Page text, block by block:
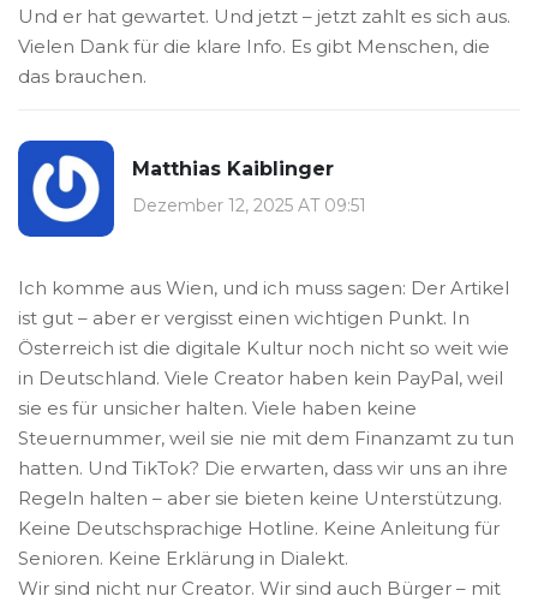
Und er hat gewartet. Und jetzt – jetzt zahlt es sich aus.
Vielen Dank für die klare Info. Es gibt Menschen, die
das brauchen.
Matthias Kaiblinger
Dezember 12, 2025 AT 09:51
Ich komme aus Wien, und ich muss sagen: Der Artikel
ist gut – aber er vergisst einen wichtigen Punkt. In
Österreich ist die digitale Kultur noch nicht so weit wie
in Deutschland. Viele Creator haben kein PayPal, weil
sie es für unsicher halten. Viele haben keine
Steuernummer, weil sie nie mit dem Finanzamt zu tun
hatten. Und TikTok? Die erwarten, dass wir uns an ihre
Regeln halten – aber sie bieten keine Unterstützung.
Keine Deutschsprachige Hotline. Keine Anleitung für
Senioren. Keine Erklärung in Dialekt.
Wir sind nicht nur Creator. Wir sind auch Bürger – mit